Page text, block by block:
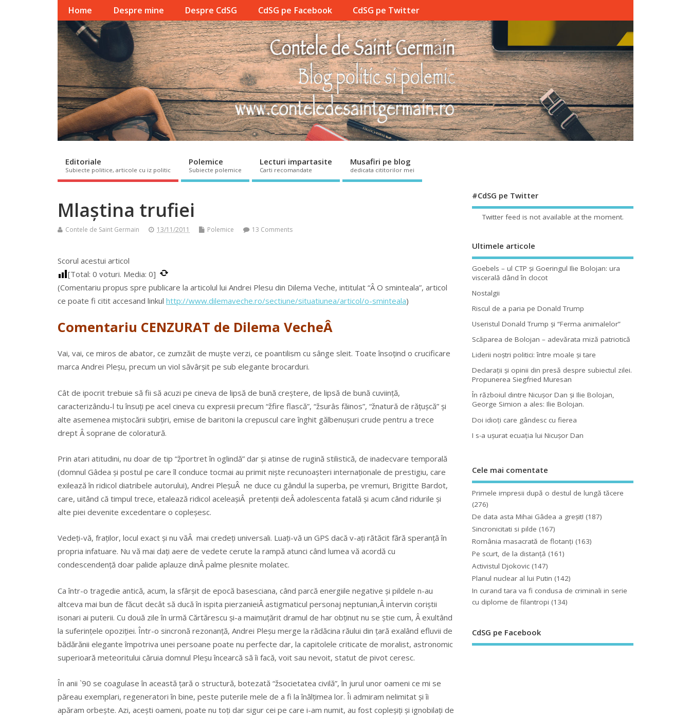
Home Despre mine Despre CdSG CdSG pe Facebook CdSG pe Twitter
Editoriale
Subiecte politice, articole cu iz politic
Polemice
Subiecte polemice
Lecturi impartasite
Carti recomandate
Musafiri pe blog
dedicata cititorilor mei
Mlaștina trufiei
Contele de Saint Germain 13/11/2011 Polemice 13 Comments
Scorul acestui articol
[Total: 0 voturi. Media: 0]
(Comentariu propus spre publicare la articolul lui Andrei Plesu din Dilema Veche, intitulat “Â O sminteala”, articol
ce poate fi citit accesand linkul http://www.dilemaveche.ro/sectiune/situatiunea/articol/o-sminteala)
Comentariu CENZURAT de Dilema VecheÂ
Vai, vai, ce miros de abator, ce zumzăit de muște verzi, ce poantilism cu sânge sleit. Toate însoțind o crucificare
marca Andrei Pleșu, precum un viol săvârșit pe sub elegante brocarduri.
Cât de ipocrit trebuie să fii să acuzi pe cineva de lipsă de bună creștere, de lipsă de bună cuviință,
caracterizându-l tu însuți pe acel cineva cu expresii precum “žfire flască”, “žsurâs făinos”, “žnatură de rățușcă” și
alte asemenea miștocării subțiri, emise de baritoni la crepuscul care înghit gălbenușuri crude pentru a trece
drept Â soprane de coloratură.
Prin atari atitudini, nu doar de tip “žportret în oglindă” dar și atinse de rugină stilistică, de inadecvare temporală
(domnul Gâdea și postul pe care îl conduce tocmai au primit niște recunoașteri internaționale de prestigiu, care
exilează în ridicol diatribele autorului), Andrei PleșuÂ ne duce cu gândul la superba, pe vremuri, Brigitte Bardot,
care, uitând că timpul trece, etalează ridicol aceleașiÂ pretenții deÂ adolescenta fatală și acum când ridurile și
alte piei devenite excedentare o copleșesc.
Vedeți-vă, fraților, locul exact și nu văÂ mai credeți universali. Luați-vă un GPS dacă v-ați rătăcit fără speranță în
propria infatuare. Nu vă mai dați aere de vedete cerute la rampă atunci când lumea vă acordă cu
condescendență doar palide aplauze dinÂ palme plesnite molatec.
Ca într-o tragedie antică, acum, la sfârșit de epocă basesciana, când parcă energiile negative și pildele n-au
altceva mai bun de făcut decât să ducă în ispita pierzanieiÂ astigmaticul personaj neptunian,Â intervin coriștii
isonari ai puterii. Cu două zile în urmă Cărtărescu și-a maimuțărit dramul de har obținut nu se știe cum, Â exultând
la suferințele opoziției. Într-o sincronă rezonanță, Andrei Pleșu merge la rădăcina răului din țară exalând efluvii de
bădărănii elegante împotriva unei persoane poate nu perfecte dar, la capitolele criticate de moralist, astronomic
superioară meteoritului căruia domnul Pleșu încearcă să îi facă, voit sau nevoit, statut de pivot ceresc.
În anii `90 se coagulase în această țară o structură, botezată “žsocietatea civilă”, în jurul unor oameni ce mi se
păreau exemplari, regeneratori în bine, peste puterile mele de a fi la înălțimea lor. Îi admiram nelimitat și îi
apăram orbește. Azi, acești oameni, poate nu toți dar sigur cei pe care i-am numit, au fost copleșiți și ignobilați de
#CdSG pe Twitter
Twitter feed is not available at the moment.
Ultimele articole
Goebels – ul CTP şi Goeringul Ilie Bolojan: ura
viscerală dând în clocot
Nostalgii
Riscul de a paria pe Donald Trump
Useristul Donald Trump şi “Ferma animalelor”
Scăparea de Bolojan – adevărata miză patriotică
Liderii noştri politici: între moale şi tare
Declaraţii şi opinii din presă despre subiectul zilei.
Propunerea Siegfried Muresan
În războiul dintre Nicuşor Dan şi Ilie Bolojan,
George Simion a ales: Ilie Bolojan.
Doi idioţi care gândesc cu fierea
I s-a uşurat ecuaţia lui Nicuşor Dan
Cele mai comentate
Primele impresii după o destul de lungă tăcere
(276)
De data asta Mihai Gâdea a greşit! (187)
Sincronicitati si pilde (167)
România masacrată de flotanţi (163)
Pe scurt, de la distanță (161)
Activistul Djokovic (147)
Planul nuclear al lui Putin (142)
In curand tara va fi condusa de criminali in serie
cu diplome de filantropi (134)
CdSG pe Facebook